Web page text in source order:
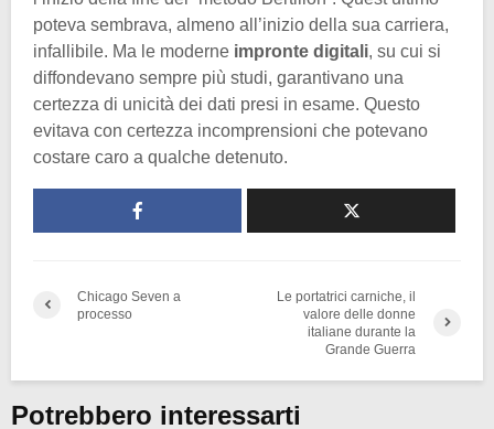
poteva sembrava, almeno all’inizio della sua carriera,
infallibile. Ma le moderne impronte digitali, su cui si
diffondevano sempre più studi, garantivano una
certezza di unicità dei dati presi in esame. Questo
evitava con certezza incomprensioni che potevano
costare caro a qualche detenuto.
Chicago Seven a
processo
Le portatrici carniche, il
valore delle donne
italiane durante la
Grande Guerra
Potrebbero interessarti